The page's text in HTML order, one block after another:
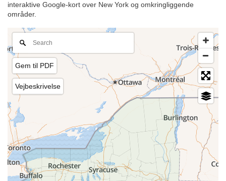
interaktive Google-kort over New York og omkringliggende
områder.
Gem til PDF
Vejbeskrivelse